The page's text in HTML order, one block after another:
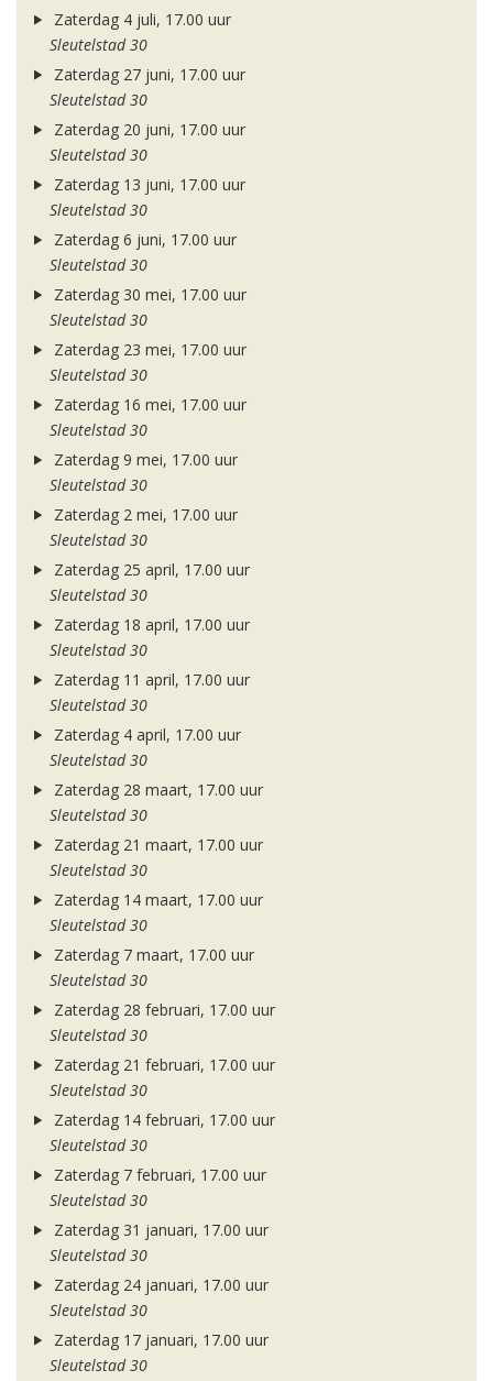
Zaterdag 4 juli, 17.00 uur
Sleutelstad 30
Zaterdag 27 juni, 17.00 uur
Sleutelstad 30
Zaterdag 20 juni, 17.00 uur
Sleutelstad 30
Zaterdag 13 juni, 17.00 uur
Sleutelstad 30
Zaterdag 6 juni, 17.00 uur
Sleutelstad 30
Zaterdag 30 mei, 17.00 uur
Sleutelstad 30
Zaterdag 23 mei, 17.00 uur
Sleutelstad 30
Zaterdag 16 mei, 17.00 uur
Sleutelstad 30
Zaterdag 9 mei, 17.00 uur
Sleutelstad 30
Zaterdag 2 mei, 17.00 uur
Sleutelstad 30
Zaterdag 25 april, 17.00 uur
Sleutelstad 30
Zaterdag 18 april, 17.00 uur
Sleutelstad 30
Zaterdag 11 april, 17.00 uur
Sleutelstad 30
Zaterdag 4 april, 17.00 uur
Sleutelstad 30
Zaterdag 28 maart, 17.00 uur
Sleutelstad 30
Zaterdag 21 maart, 17.00 uur
Sleutelstad 30
Zaterdag 14 maart, 17.00 uur
Sleutelstad 30
Zaterdag 7 maart, 17.00 uur
Sleutelstad 30
Zaterdag 28 februari, 17.00 uur
Sleutelstad 30
Zaterdag 21 februari, 17.00 uur
Sleutelstad 30
Zaterdag 14 februari, 17.00 uur
Sleutelstad 30
Zaterdag 7 februari, 17.00 uur
Sleutelstad 30
Zaterdag 31 januari, 17.00 uur
Sleutelstad 30
Zaterdag 24 januari, 17.00 uur
Sleutelstad 30
Zaterdag 17 januari, 17.00 uur
Sleutelstad 30